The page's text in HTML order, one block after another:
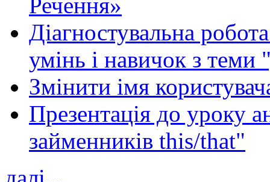
Речення»
Діагностувальна
умінь і навичок з теми
Змінити імя
Презентація до уроку
займенників this/that"